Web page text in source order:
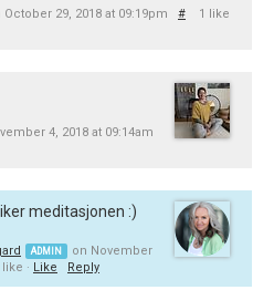
October 29, 2018 at 09:19pm #
1 like
4, 2018 at 09:14am
meditasjonen :)
ADMIN
on November
like · Like Reply